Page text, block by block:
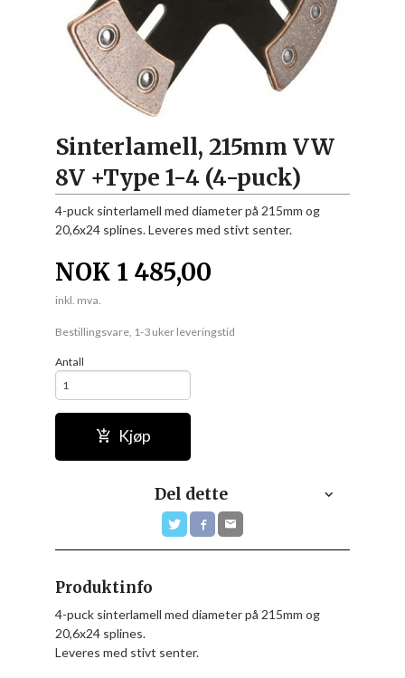
Sinterlamell, 215mm VW
8V +Type 1-4 (4-puck)
4-puck sinterlamell med diameter på 215mm og
20,6x24 splines. Leveres med stivt senter.
NOK 1 485,00
inkl. mva.
Bestillingsvare, 1-3 uker leveringstid
Antall
Kjøp
Del dette
Produktinfo
4-puck sinterlamell med diameter på 215mm og
20,6x24 splines.
Leveres med stivt senter.